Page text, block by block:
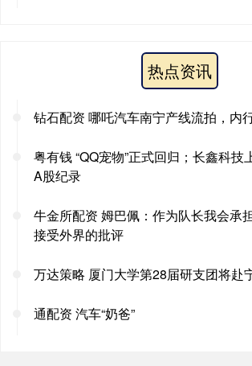
热点资讯
钻石配资 哪吒汽车南宁产线流拍，内
粤有钱 “QQ宠物”正式回归；长鑫科技
A股纪录
牛金所配资 姆巴佩：作为队长我会承
接受外界的批评
万达策略 厦门大学第28届研支团将赴
通配资 汽车“奶爸”